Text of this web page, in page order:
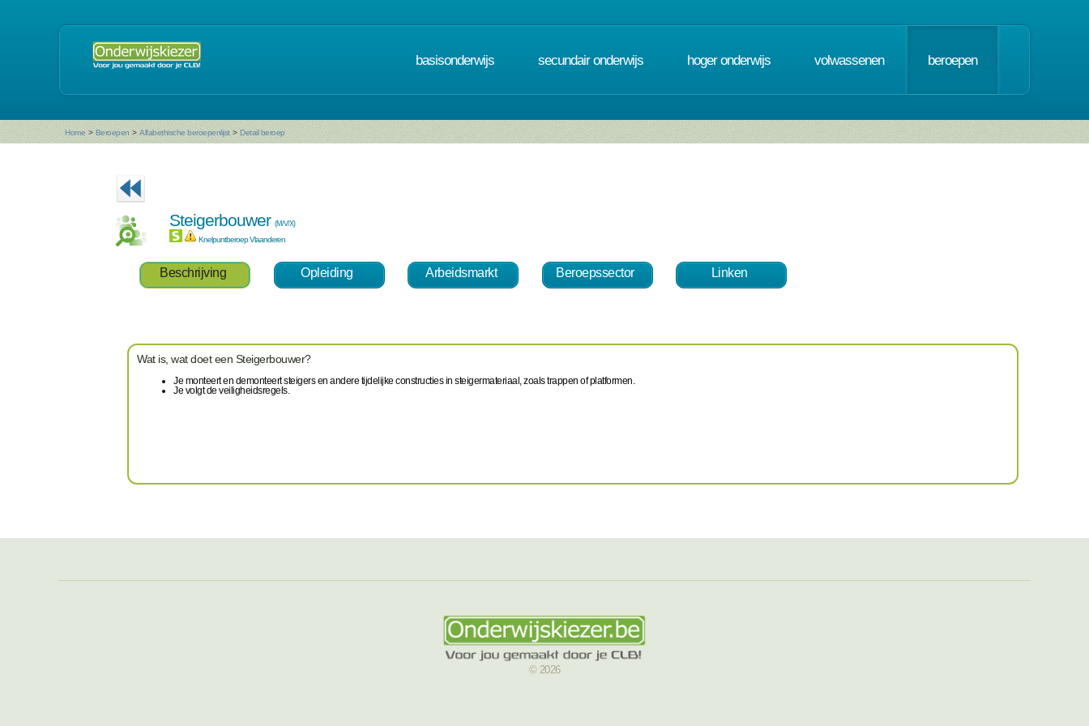
basisonderwijs secundair onderwijs hoger onderwijs volwassenen beroepen
Home > Beroepen > Alfabethische beroepenlijst > Detail beroep
Steigerbouwer (M/V/X)
Knelpuntberoep Vlaanderen
Beschrijving Opleiding Arbeidsmarkt Beroepssector Linken
Wat is, wat doet een Steigerbouwer?
Je monteert en demonteert steigers en andere tijdelijke constructies in steigermateriaal, zoals trappen of platformen.
Je volgt de veiligheidsregels.
© 2026